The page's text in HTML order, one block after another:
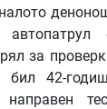
за
бил 42-
направен